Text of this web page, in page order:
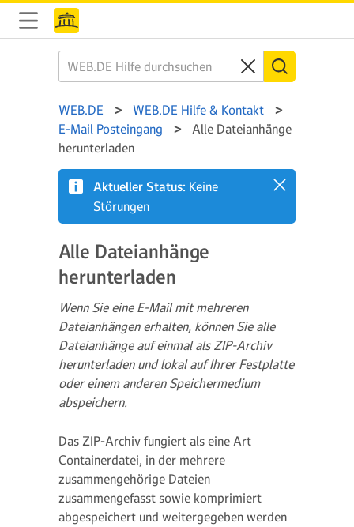
WEB.DE
WEB.DE Hilfe & Kontakt
E-Mail Posteingang
Alle Dateianhänge
herunterladen
Aktueller Status: Keine
Störungen
Alle Dateianhänge
herunterladen
Wenn Sie eine E-Mail mit mehreren
Dateianhängen erhalten, können Sie alle
Dateianhänge auf einmal als ZIP-Archiv
herunterladen und lokal auf Ihrer Festplatte
oder einem anderen Speichermedium
abspeichern.
Das ZIP-Archiv fungiert als eine Art
Containerdatei, in der mehrere
zusammengehörige Dateien
zusammengefasst sowie komprimiert
abgespeichert und weitergegeben werden